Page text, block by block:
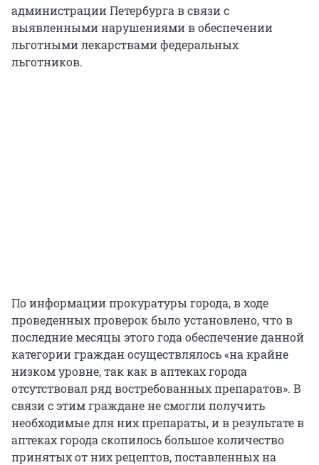
администрации Петербурга в связи с
выявленными нарушениями в обеспечении
льготными лекарствами федеральных
льготников.
По информации прокуратуры города, в ходе
проведенных проверок было установлено, что в
последние месяцы этого года обеспечение данной
категории граждан осуществлялось «на крайне
низком уровне, так как в аптеках города
отсутствовал ряд востребованных препаратов». В
связи с этим граждане не смогли получить
необходимые для них препараты, и в результате в
аптеках города скопилось большое количество
принятых от них рецептов, поставленных на